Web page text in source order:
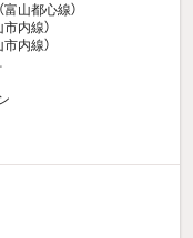
富山都心線）
市内線）
市内線）